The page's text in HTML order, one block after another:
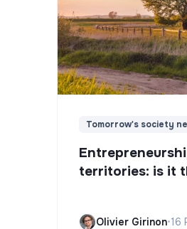
Tomorrow's society
territories: is it
Olivier Girinon•16